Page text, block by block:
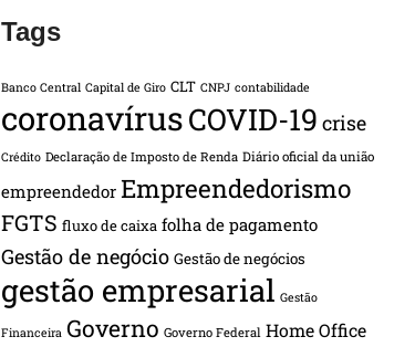
Tags
Banco Central Capital de Giro CLT CNPJ contabilidade
coronavírusCOVID-19 crise
Crédito Declaração de Imposto de Renda Diário oficial da união
empreendedor Empreendedorismo
FGTS fluxo de caixa folha de pagamento
Gestão de negócio Gestão de negócios
gestão empresarial Gestão
Financeira Governo Governo Federal Home Office